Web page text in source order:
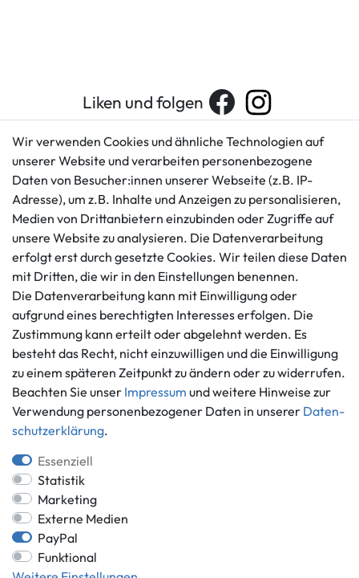
Liken und folgen
Kundenservice
+49 421 596586
Mo. - Fr. 9 - 16 Uhr
info@gameworld.de
Kontaktformular
Rechtliches
AGB
Impressum
Datenschutzerklärung
Barrierefreiheitserklärung
Widerrufs­recht
Vertrag widerrufen
Informationen
Ankauf
Über uns
Häufig gestellte Fragen
Zahlung und Versand
Batterieentsorgung
Zahlungsmöglichkeiten
*Alle Preise inkl. gesetzlicher MwSt.,
** gilt für Lieferungen innerhalb Deutschlands, Lieferzeiten für andere
Wir verwenden Cookies und ähnliche Technologien auf
unserer Website und verarbeiten personenbezogene
Daten von Besucher:innen unserer Webseite (z.B. IP-
Adresse), um z.B. Inhalte und Anzeigen zu personalisieren,
Medien von Drittanbietern einzubinden oder Zugriffe auf
unsere Website zu analysieren. Die Datenverarbeitung
erfolgt erst durch gesetzte Cookies. Wir teilen diese Daten
mit Dritten, die wir in den Einstellungen benennen.
Die Datenverarbeitung kann mit Einwilligung oder
aufgrund eines berechtigten Interesses erfolgen. Die
Zustimmung kann erteilt oder abgelehnt werden. Es
besteht das Recht, nicht einzuwilligen und die Einwilligung
zu einem späteren Zeitpunkt zu ändern oder zu widerrufen.
Beachten Sie unser Impressum und weitere Hinweise zur
Verwendung personenbezogener Daten in unserer Daten­
schutz­erklärung.
Essenziell
Statistik
Marketing
Externe Medien
PayPal
Funktional